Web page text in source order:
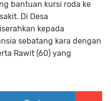
bantuan kursi roda ke
Di Desa
kepada
sebatang kara dengan
Rawit (60) yang